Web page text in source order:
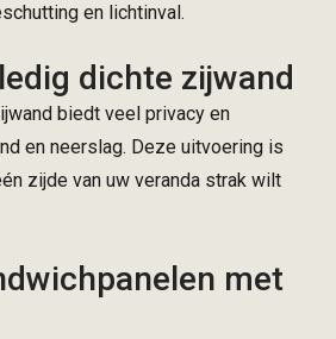
en lichtinval.
dichte zijwand
biedt veel privacy en
en neerslag. Deze uitvoering is
zijde van uw veranda strak wilt
met